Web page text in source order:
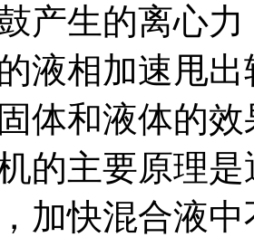
产生的离心
液相加速甩
体和液体的
的主要原理
加快混合液